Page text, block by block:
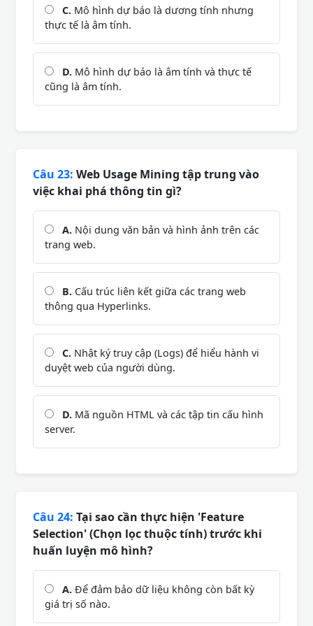
C. Mô hình dự báo là dương tính nhưng
thực tế là âm tính.
D. Mô hình dự báo là âm tính và thực tế
cũng là âm tính.
Câu 23: Web Usage Mining tập trung vào
việc khai phá thông tin gì?
A. Nội dung văn bản và hình ảnh trên các
trang web.
B. Cấu trúc liên kết giữa các trang web
thông qua Hyperlinks.
C. Nhật ký truy cập (Logs) để hiểu hành vi
duyệt web của người dùng.
D. Mã nguồn HTML và các tập tin cấu hình
server.
Câu 24: Tại sao cần thực hiện 'Feature
Selection' (Chọn lọc thuộc tính) trước khi
huấn luyện mô hình?
A. Để đảm bảo dữ liệu không còn bất kỳ
giá trị số nào.